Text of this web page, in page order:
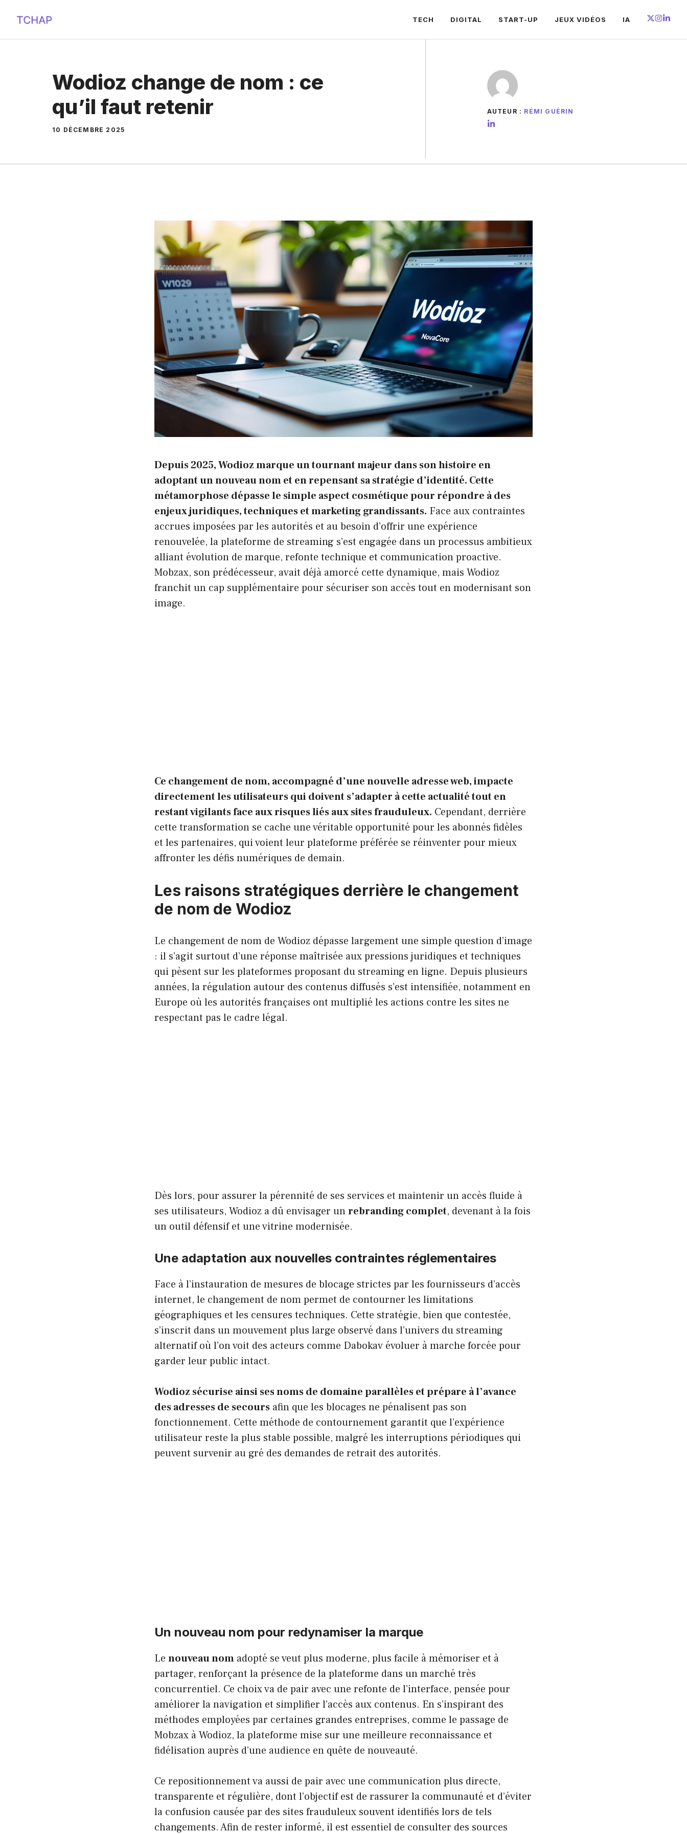
contenu
TECH DIGITAL START-UP JEUX VIDÉOS IA
Wodioz change de nom : ce
qu’il faut retenir
10 DÉCEMBRE 2025
AUTEUR : RÉMI GUÉRIN
Depuis 2025, Wodioz marque un tournant majeur dans son histoire en
adoptant un nouveau nom et en repensant sa stratégie d’identité. Cette
métamorphose dépasse le simple aspect cosmétique pour répondre à des
enjeux juridiques, techniques et marketing grandissants. Face aux contraintes
accrues imposées par les autorités et au besoin d’offrir une expérience
renouvelée, la plateforme de streaming s’est engagée dans un processus ambitieux
alliant évolution de marque, refonte technique et communication proactive.
Mobzax, son prédécesseur, avait déjà amorcé cette dynamique, mais Wodioz
franchit un cap supplémentaire pour sécuriser son accès tout en modernisant son
image.
Ce changement de nom, accompagné d’une nouvelle adresse web, impacte
directement les utilisateurs qui doivent s’adapter à cette actualité tout en
restant vigilants face aux risques liés aux sites frauduleux. Cependant, derrière
cette transformation se cache une véritable opportunité pour les abonnés fidèles
et les partenaires, qui voient leur plateforme préférée se réinventer pour mieux
affronter les défis numériques de demain.
Les raisons stratégiques derrière le changement
de nom de Wodioz
Le changement de nom de Wodioz dépasse largement une simple question d’image
: il s’agit surtout d’une réponse maîtrisée aux pressions juridiques et techniques
qui pèsent sur les plateformes proposant du streaming en ligne. Depuis plusieurs
années, la régulation autour des contenus diffusés s’est intensifiée, notamment en
Europe où les autorités françaises ont multiplié les actions contre les sites ne
respectant pas le cadre légal.
Dès lors, pour assurer la pérennité de ses services et maintenir un accès fluide à
ses utilisateurs, Wodioz a dû envisager unrebranding complet, devenant à la fois
un outil défensif et une vitrine modernisée.
Une adaptation aux nouvelles contraintes réglementaires
Face à l’instauration de mesures de blocage strictes par les fournisseurs d’accès
internet, le changement de nom permet de contourner les limitations
géographiques et les censures techniques. Cette stratégie, bien que contestée,
s’inscrit dans un mouvement plus large observé dans l’univers du streaming
alternatif où l’on voit des acteurs comme Dabokav évoluer à marche forcée pour
garder leur public intact.
Wodioz sécurise ainsi ses noms de domaine parallèles et prépare à l’avance
des adresses de secours afin que les blocages ne pénalisent pas son
fonctionnement. Cette méthode de contournement garantit que l’expérience
utilisateur reste la plus stable possible, malgré les interruptions périodiques qui
peuvent survenir au gré des demandes de retrait des autorités.
Un nouveau nom pour redynamiser la marque
Le nouveau nom adopté se veut plus moderne, plus facile à mémoriser et à
partager, renforçant la présence de la plateforme dans un marché très
concurrentiel. Ce choix va de pair avec une refonte de l’interface, pensée pour
améliorer la navigation et simplifier l’accès aux contenus. En s’inspirant des
méthodes employées par certaines grandes entreprises, comme le passage de
Mobzax à Wodioz, la plateforme mise sur une meilleure reconnaissance et
fidélisation auprès d’une audience en quête de nouveauté.
Ce repositionnement va aussi de pair avec une communication plus directe,
transparente et régulière, dont l’objectif est de rassurer la communauté et d’éviter
la confusion causée par des sites frauduleux souvent identifiés lors de tels
changements. Afin de rester informé, il est essentiel de consulter des sources